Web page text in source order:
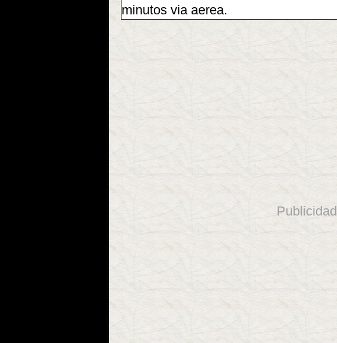
minutos via aerea.
Publicidad